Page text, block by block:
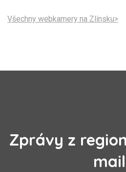
Všechny webkamery na Zlínsku>
Zprávy z
mail